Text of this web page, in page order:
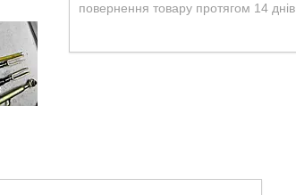
повернення товару протягом 14 днів